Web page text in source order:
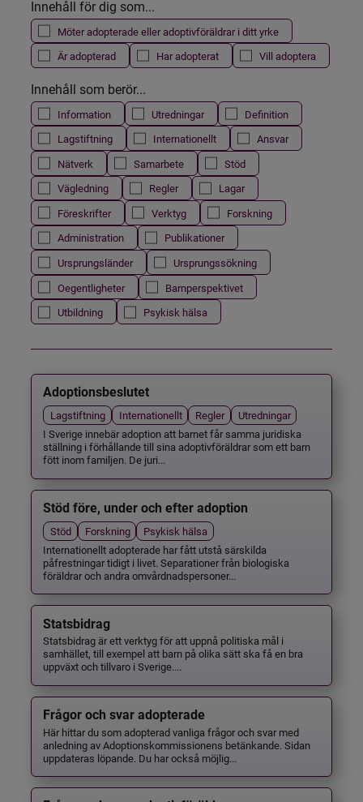
Innehåll för dig som...
Möter adopterade eller adoptivföräldrar i ditt yrke
Är adopterad
Har adopterat Vill adoptera
Innehåll som berör...
Information Utredningar
Definition
Lagstiftning
Internationellt
Ansvar
Nätverk
Samarbete
Stöd
Vägledning
Regler
Lagar
Föreskrifter
Verktyg
Forskning
Administration
Publikationer
Ursprungsländer
Ursprungssökning
Oegentligheter
Barnperspektivet
Utbildning
Psykisk hälsa
Adoptionsbeslutet
Lagstiftning Internationellt Regler
Utredningar
I Sverige innebär adoption att barnet får samma juridiska
ställning i förhållande till sina adoptivföräldrar som ett barn
fött inom familjen. De juri...
Stöd före, under och efter adoption
Stöd Forskning
Psykisk hälsa
Internationellt adopterade har fått utstå särskilda
påfrestningar tidigt i livet. Separationer från biologiska
föräldrar och andra omvårdnadspersoner...
Statsbidrag
Statsbidrag är ett verktyg för att uppnå politiska mål i
samhället, till exempel att barn på olika sätt ska få en bra
uppväxt och tillvaro i Sverige....
Frågor och svar adopterade
Här hittar du som adopterad vanliga frågor och svar med
anledning av Adoptionskommissionens betänkande. Sidan
uppdateras löpande. Du har också möjlig...